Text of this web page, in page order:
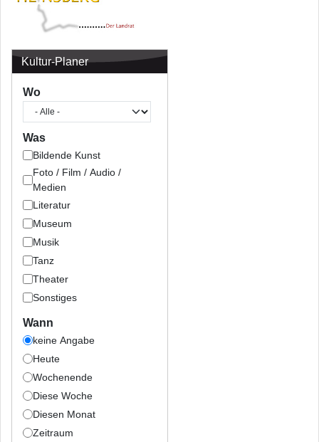
Kultur-Planer
Wo
Was
Bildende Kunst
Foto / Film / Audio /
Medien
Literatur
Museum
Musik
Tanz
Theater
Sonstiges
Wann
keine Angabe
Heute
Wochenende
Diese Woche
Diesen Monat
Zeitraum